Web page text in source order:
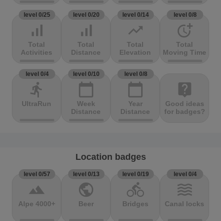
level 0/25
signal_cellular_alt
Total
Activities
level 0/20
signal_cellular_alt
Total
Distance
level 0/14
trending_up
Total
Elevation
level 0/8
more_time
Total
Moving Time
level 0/4
directions_run
UltraRun
level 0/10
calendar_today
Week
Distance
level 0/8
calendar_today
Year
Distance
live_help
Good ideas
for badges?
Location badges
level 0/57
terrain
Alpe 4000+
level 0/13
public
Beer
level 0/19
directions_bike
Bridges
level 0/4
waves
Canal locks